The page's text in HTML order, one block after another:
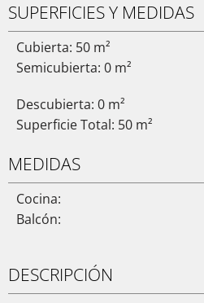
SUPERFICIES Y MEDIDAS
Cubierta: 50 m²
Semicubierta: 0 m²
Descubierta: 0 m²
Superficie Total: 50 m²
MEDIDAS
Cocina:
Balcón:
DESCRIPCIÓN